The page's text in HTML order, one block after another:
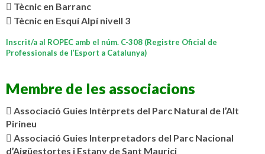
Tècnic en Barranc
Tècnic en Esquí Alpí nivell 3
Inscrit/a al ROPEC amb el núm. C-308 (Registre Oficial de
Professionals de l’Esport a Catalunya)
Membre de les associacions
Associació Guies Intèrprets del Parc Natural de l’Alt
Pirineu
Associació Guies Interpretadors del Parc Nacional
d’Aigüestortes i Estany de Sant Maurici